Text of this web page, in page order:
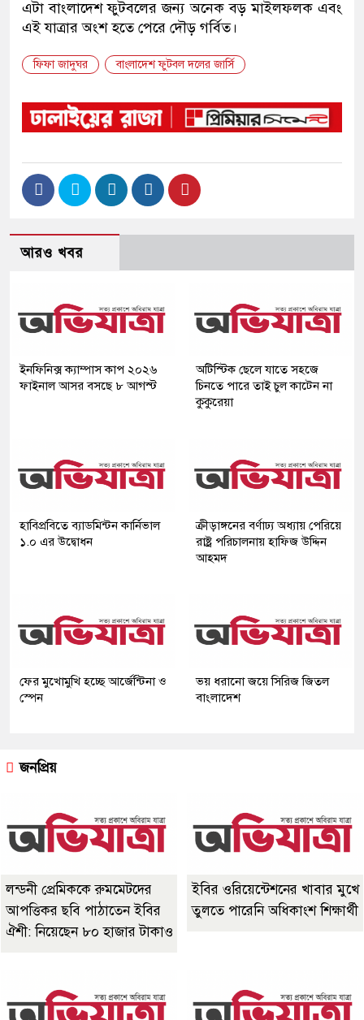
এটা বাংলাদেশ ফুটবলের জন্য অনেক বড় মাইলফলক এবং
এই যাত্রার অংশ হতে পেরে দৌড় গর্বিত।
ফিফা জাদুঘর বাংলাদেশ ফুটবল দলের জার্সি
আরও খবর
ইনফিনিক্স ক্যাম্পাস কাপ ২০২৬
ফাইনাল আসর বসছে ৮ আগস্ট
অটিস্টিক ছেলে যাতে সহজে
চিনতে পারে তাই চুল কাটেন না
কুকুরেয়া
হাবিপ্রবিতে ব্যাডমিন্টন কার্নিভাল
১.০ এর উদ্বোধন
ক্রীড়াঙ্গনের বর্ণাঢ্য অধ্যায় পেরিয়ে
রাষ্ট্র পরিচালনায় হাফিজ উদ্দিন
আহমদ
ফের মুখোমুখি হচ্ছে আর্জেন্টিনা ও
স্পেন
ভয় ধরানো জয়ে সিরিজ জিতল
বাংলাদেশ
জনপ্রিয়
লন্ডনী প্রেমিককে রুমমেটদের
আপত্তিকর ছবি পাঠাতেন ইবির
ঐশী: নিয়েছেন ৮০ হাজার টাকাও
ইবির ওরিয়েন্টেশনের খাবার মুখে
তুলতে পারেনি অধিকাংশ শিক্ষার্থী